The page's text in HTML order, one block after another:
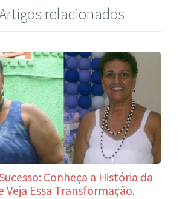
relacionados
Conheça a História da
Veja Essa Transformação.